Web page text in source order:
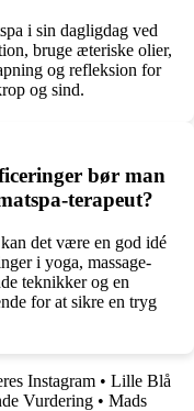
i sin dagligdag ved
bruge æteriske olier,
og refleksion for
og sind.
bør man
terapeut?
det være en god idé
i yoga, massage-
teknikker og en
for at sikre en tryg
Instagram • Lille Blå
Vurdering • Mads